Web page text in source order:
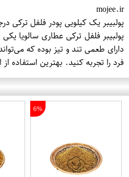
mojee.ir
پولبیبر یک کیلویی پودر فلفل ترکی
پولبیبر فلفل ترکی عطاری سالویا
دارای طعمی تند و تیز بوده که
فرد را تجربه کنید. بهترین استفاده
6%